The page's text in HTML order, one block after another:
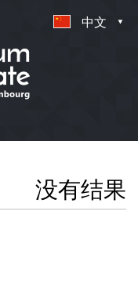
中文
没有结果